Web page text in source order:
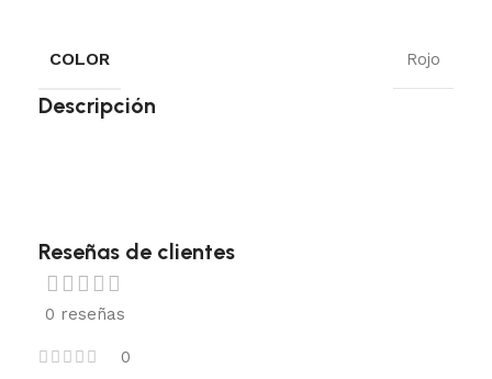
COLOR Rojo
Descripción
Reseñas de clientes
0 reseñas
0